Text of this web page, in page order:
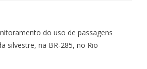
do uso de passagens
silvestre, na BR-285, no Rio